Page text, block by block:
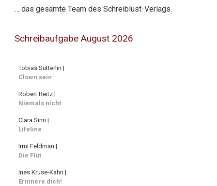
… das gesamte Team des Schreiblust-Verlags.
Schreibaufgabe August 2026
Tobias Sütterlin |
Clown sein
Robert Reitz |
Niemals nicht
Clara Sinn |
Lifeline
Irmi Feldman |
Die Flut
Ines Kruse-Kahn |
Erinnere dich!